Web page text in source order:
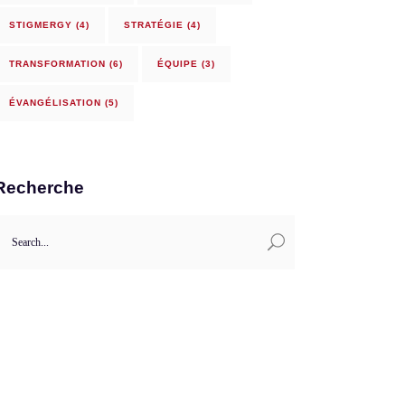
STIGMERGY (4) STRATÉGIE (4)
TRANSFORMATION (6) ÉQUIPE (3)
ÉVANGÉLISATION (5)